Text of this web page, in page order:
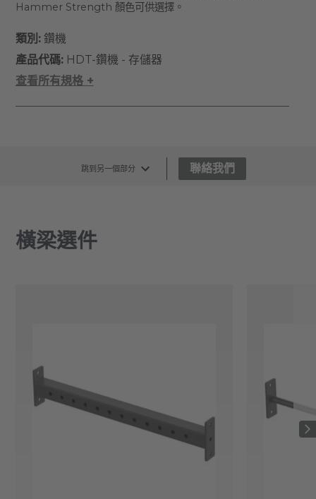
Hammer Strength 顏色可供選擇。
類別:鑽機
產品代碼:HDT-鑽機 - 存儲器
查看所有規格 +
跳到另一個部分 聯絡我們
橫梁選件